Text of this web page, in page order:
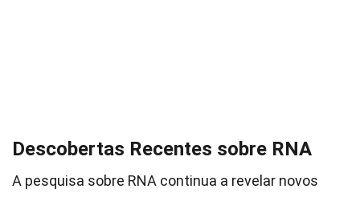
Descobertas Recentes sobre RNA
A pesquisa sobre RNA continua a revelar novos